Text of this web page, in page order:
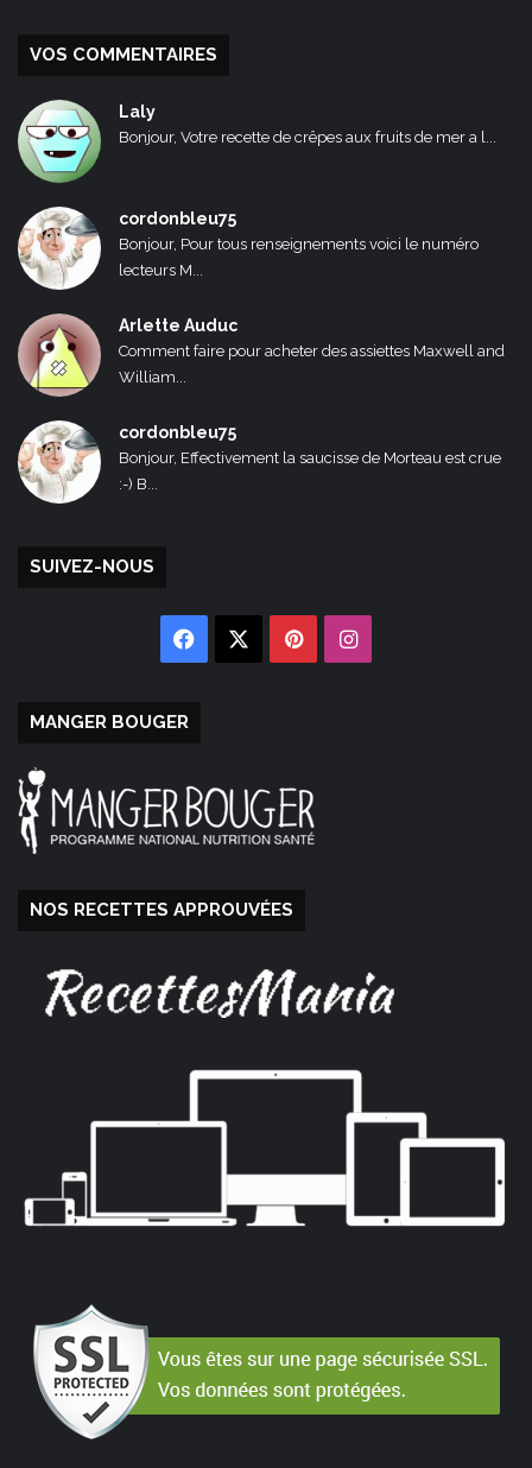
VOS COMMENTAIRES
Laly
Bonjour, Votre recette de crêpes aux fruits de mer a l...
cordonbleu75
Bonjour, Pour tous renseignements voici le numéro
lecteurs M...
Arlette Auduc
Comment faire pour acheter des assiettes Maxwell and
William...
cordonbleu75
Bonjour, Effectivement la saucisse de Morteau est crue
:-) B...
SUIVEZ-NOUS
Facebook PinterestInstagram
MANGER BOUGER
NOS RECETTES APPROUVÉES